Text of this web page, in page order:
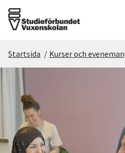
Det här gör vi
För dig som
Sök kurser och
Startsida / Kurser och